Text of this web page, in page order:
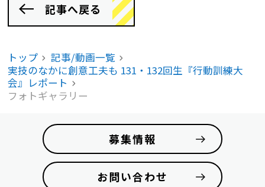
記事へ戻る
トップ
記事/動画一覧
実技のなかに創意工夫も 131・132回生『行動訓練大
会』レポート
フォトギャラリー
募集情報
お問い合わせ